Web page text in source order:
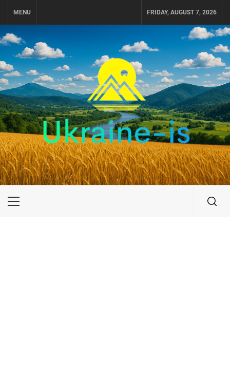
MENU FRIDAY, AUGUST 7, 2026
UKRAINE-IS
ПОДОРОЖI ПО УКРАЇНІ
Primary